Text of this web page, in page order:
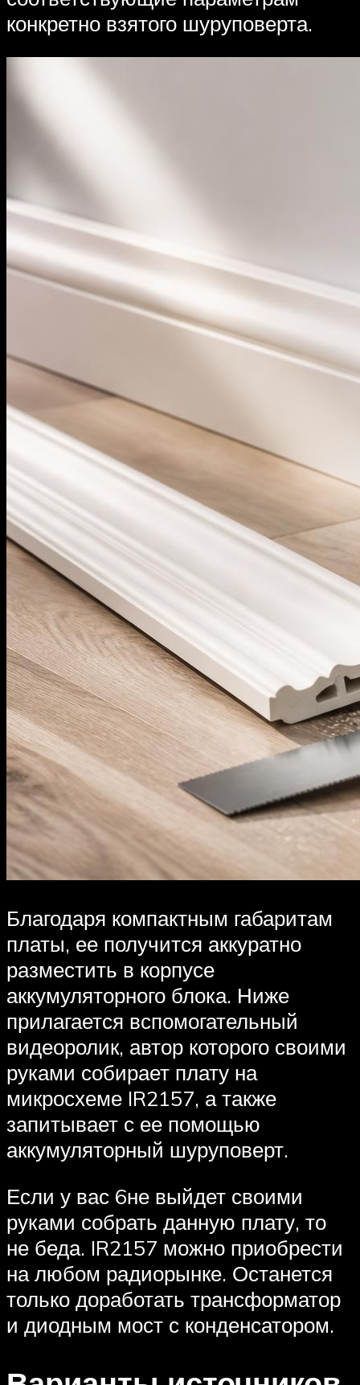
конкретно взятого шуруповерта.
Благодаря компактным габаритам
платы, ее получится аккуратно
разместить в корпусе
аккумуляторного блока. Ниже
прилагается вспомогательный
видеоролик, автор которого своими
руками собирает плату на
микросхеме IR2157, а также
запитывает с ее помощью
аккумуляторный шуруповерт.
Если у вас 6не выйдет своими
руками собрать данную плату, то
не беда. IR2157 можно приобрести
на любом радиорынке. Останется
только доработать трансформатор
и диодным мост с конденсатором.